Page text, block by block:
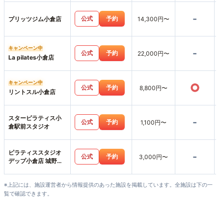
プリッツジム小倉店 公式 予約 14,300円〜 -
キャンペーン中
La pilates小倉店
公式 予約 22,000円〜 -
キャンペーン中
リントスル小倉店
公式 予約 8,800円〜 ○
スターピラティス小
倉駅前スタジオ
公式 予約 1,100円〜 -
ピラティススタジオ
デップ小倉店 城野ス
公式 予約 3,000円〜 -
※上記には、施設運営者から情報提供のあった施設を掲載しています。全施設は下の一
覧で確認できます。